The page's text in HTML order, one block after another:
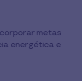
metas
energética e